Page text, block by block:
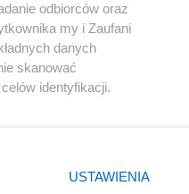
Instagram Youtube
odbiorców oraz
my i Zaufani
danych
skanować
identyfikacji.
ustawień prywatności
rogu strony
USTAWIENIA